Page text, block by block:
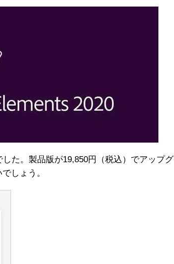
した。製品版が19,850円（税込）でアップグ
しょう。